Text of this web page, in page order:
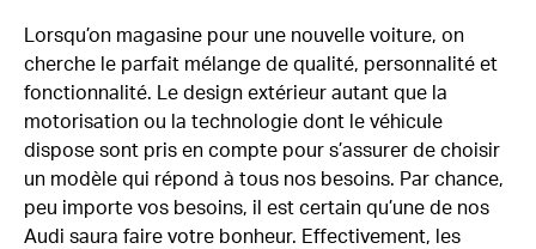
Lorsqu’on magasine pour une nouvelle voiture, on
cherche le parfait mélange de qualité, personnalité et
fonctionnalité. Le design extérieur autant que la
motorisation ou la technologie dont le véhicule
dispose sont pris en compte pour s’assurer de choisir
un modèle qui répond à tous nos besoins. Par chance,
peu importe vos besoins, il est certain qu’une de nos
Audi saura faire votre bonheur. Effectivement, les